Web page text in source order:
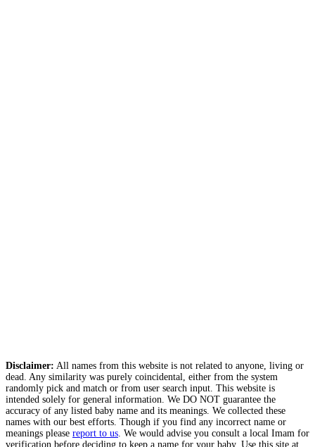
Disclaimer: All names from this website is not related to anyone, living or
dead. Any similarity was purely coincidental, either from the system
randomly pick and match or from user search input. This website is
intended solely for general information. We DO NOT guarantee the
accuracy of any listed baby name and its meanings. We collected these
names with our best efforts. Though if you find any incorrect name or
meanings please report to us . We would advise you consult a local Imam for
verification before deciding to keep a name for your baby. Use this site at